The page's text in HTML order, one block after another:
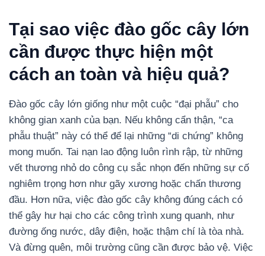
Tại sao việc đào gốc cây lớn
cần được thực hiện một
cách an toàn và hiệu quả?
Đào gốc cây lớn giống như một cuộc “đại phẫu” cho
không gian xanh của bạn. Nếu không cẩn thận, “ca
phẫu thuật” này có thể để lại những “di chứng” không
mong muốn. Tai nạn lao động luôn rình rập, từ những
vết thương nhỏ do công cụ sắc nhọn đến những sự cố
nghiêm trọng hơn như gãy xương hoặc chấn thương
đầu. Hơn nữa, việc đào gốc cây không đúng cách có
thể gây hư hại cho các công trình xung quanh, như
đường ống nước, dây điện, hoặc thậm chí là tòa nhà.
Và đừng quên, môi trường cũng cần được bảo vệ. Việc